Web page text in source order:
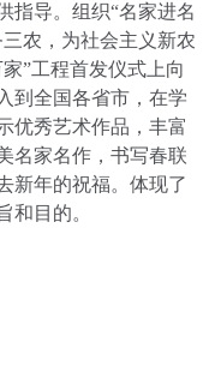
指导。组织“名家进名
农，为社会主义新农
”工程首发仪式上向
到全国各省市，在学
优秀艺术作品，丰富
名家名作，书写春联
新年的祝福。体现了
和目的。